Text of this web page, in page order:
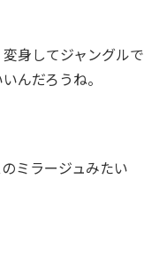
身してジャングルで
んだろうね。
ミラージュみたい